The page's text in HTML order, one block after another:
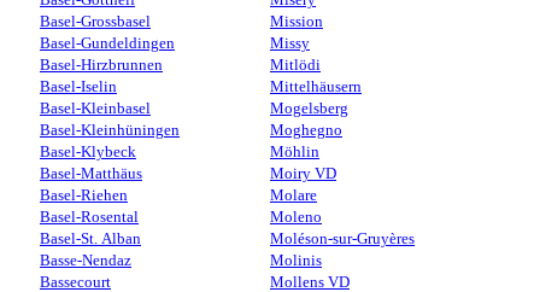
Basel-Grossbasel
Basel-Gundeldingen
Basel-Hirzbrunnen
Basel-Iselin
Basel-Kleinbasel
Basel-Kleinhüningen
Basel-Klybeck
Basel-Matthäus
Basel-Riehen
Basel-Rosental
Basel-St. Alban
Basse-Nendaz
Bassecourt
Mission
Missy
Mitlödi
Mittelhäusern
Mogelsberg
Moghegno
Möhlin
Moiry VD
Molare
Moleno
Moléson-sur-Gruyères
Molinis
Mollens VD